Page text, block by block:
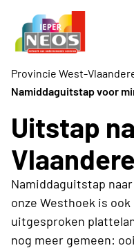
Provincie West-
Namiddaguitstap voor
Uitstap
Namiddaguitstap
onze Westhoek is
uitgesproken
nog meer gemeen: